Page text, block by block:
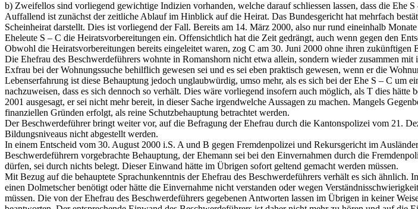
b) Zweifellos sind vorliegend gewichtige Indizien vorhanden, welche darauf schliessen lassen, dass die
Auffallend ist zunächst der zeitliche Ablauf im Hinblick auf die Heirat. Das Bundesgericht hat mehrfach
Scheinheirat darstellt. Dies ist vorliegend der Fall. Bereits am 14. März 2000, also nur rund eineinhalb
Eheleute S – C die Heiratsvorbereitungen ein. Offensichtlich hat die Zeit gedrängt, auch wenn gegen den
Obwohl die Heiratsvorbereitungen bereits eingeleitet waren, zog C am 30. Juni 2000 ohne ihren
Die Ehefrau des Beschwerdeführers wohnte in Romanshorn nicht etwa allein, sondern wieder zusammen
Exfrau bei der Wohnungssuche behilflich gewesen sei und es sei eben praktisch gewesen, wenn er die
Lebenserfahrung ist diese Behauptung jedoch unglaubwürdig, umso mehr, als es sich bei der Ehe S – C um
nachzuweisen, dass es sich dennoch so verhält. Dies wäre vorliegend insofern auch möglich, als T dies
2001 ausgesagt, er sei nicht mehr bereit, in dieser Sache irgendwelche Aussagen zu machen. Mangels
finanziellen Gründen erfolgt, als reine Schutzbehauptung betrachtet werden.
Der Beschwerdeführer bringt weiter vor, auf die Befragung der Ehefrau durch die Kantonspolizei vom 21.
Bildungsniveaus nicht abgestellt werden.
In einem Entscheid vom 30. August 2000 i.S. A und B gegen Fremdenpolizei und Rekursgericht im
Beschwerdeführern vorgebrachte Behauptung, der Ehemann sei bei den Einvernahmen durch die
dürfen, sei durch nichts belegt. Dieser Einwand hätte im Übrigen sofort geltend gemacht werden müssen.
Mit Bezug auf die behauptete Sprachunkenntnis der Ehefrau des Beschwerdeführers verhält es sich
einen Dolmetscher benötigt oder hätte die Einvernahme nicht verstanden oder wegen
müssen. Die von der Ehefrau des Beschwerdeführers gegebenen Antworten lassen im Übrigen in keiner